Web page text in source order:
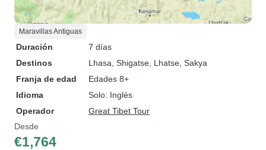
Maravillas Antiguas
Duración
7 días
Destinos
Lhasa , Shigatse , Lhatse , Sakya
Franja de edad
Edades 8+
Idioma
Solo: Inglés
Operador
Great Tibet Tour
Desde
€1,764